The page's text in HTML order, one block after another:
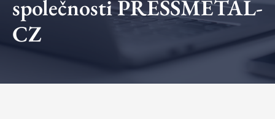
společnosti PRESSMETAL-
CZ